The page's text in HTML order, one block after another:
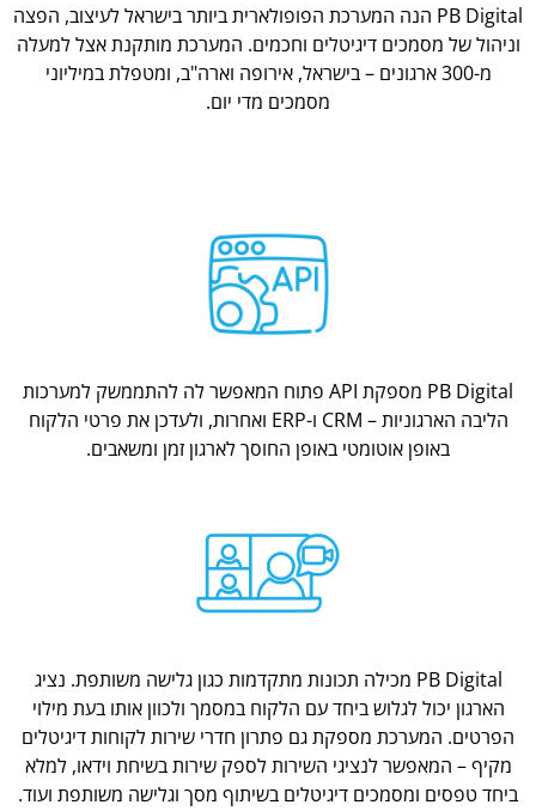
PB Digital הנה המערכת הפופולארית ביותר בישראל לעיצוב, הפצה
וניהול של מסמכים דיגיטלים וחכמים. המערכת מותקנת אצל למעלה
מ-300 ארגונים – בישראל, אירופה וארה"ב, ומטפלת במיליוני
מסמכים מדי יום.
PB Digital מספקת API פתוח המאפשר לה להתממשק למערכות
הליבה הארגוניות – CRM ו-ERP ואחרות, ולעדכן את פרטי הלקוח
באופן אוטומטי באופן החוסך לארגון זמן ומשאבים.
PB Digital מכילה תכונות מתקדמות כגון גלישה משותפת. נציג
הארגון יכול לגלוש ביחד עם הלקוח במסמך ולכוון אותו בעת מילוי
הפרטים. המערכת מספקת גם פתרון חדרי שירות לקוחות דיגיטלים
מקיף – המאפשר לנציגי השירות לספק שירות בשיחת וידאו, למלא
ביחד טפסים ומסמכים דיגיטלים בשיתוף מסך וגלישה משותפת ועוד.